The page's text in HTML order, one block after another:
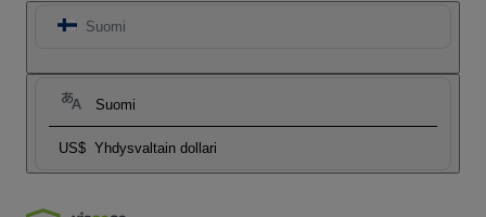
Suomi
Suomi
US$ Yhdysvaltain dollari